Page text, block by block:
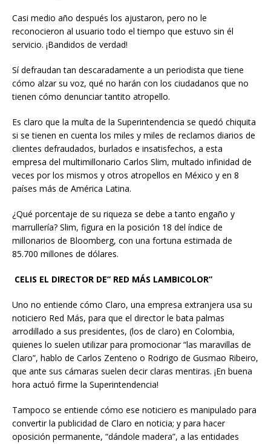
Casi medio año después los ajustaron, pero no le
reconocieron al usuario todo el tiempo que estuvo sin él
servicio. ¡Bandidos de verdad!
Sí defraudan tan descaradamente a un periodista que tiene
cómo alzar su voz, qué no harán con los ciudadanos que no
tienen cómo denunciar tantito atropello.
Es claro que la multa de la Superintendencia se quedó chiquita
si se tienen en cuenta los miles y miles de reclamos diarios de
clientes defraudados, burlados e insatisfechos, a esta
empresa del multimillonario Carlos Slim, multado infinidad de
veces por los mismos y otros atropellos en México y en 8
países más de América Latina.
¿Qué porcentaje de su riqueza se debe a tanto engaño y
marrullería? Slim, figura en la posición 18 del índice de
millonarios de Bloomberg, con una fortuna estimada de
85.700 millones de dólares.
CELIS EL DIRECTOR DE” RED MÁS LAMBICOLOR”
Uno no entiende cómo Claro, una empresa extranjera usa su
noticiero Red Más, para que el director le bata palmas
arrodillado a sus presidentes, (los de claro) en Colombia,
quienes lo suelen utilizar para promocionar “las maravillas de
Claro”, hablo de Carlos Zenteno o Rodrigo de Gusmao Ribeiro,
que ante sus cámaras suelen decir claras mentiras. ¡En buena
hora actuó firme la Superintendencia!
Tampoco se entiende cómo ese noticiero es manipulado para
convertir la publicidad de Claro en noticia; y para hacer
oposición permanente, “dándole madera”, a las entidades